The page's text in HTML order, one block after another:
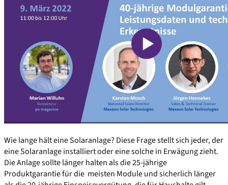
Wie lange hält eine Solaranlage? Diese Frage stellt sich jeder, der
eine Solaranlage installiert oder eine solche in Erwägung zieht.
Die Anlage sollte länger halten als die 25-jährige
Produktgarantie für die meisten Module und sicherlich länger